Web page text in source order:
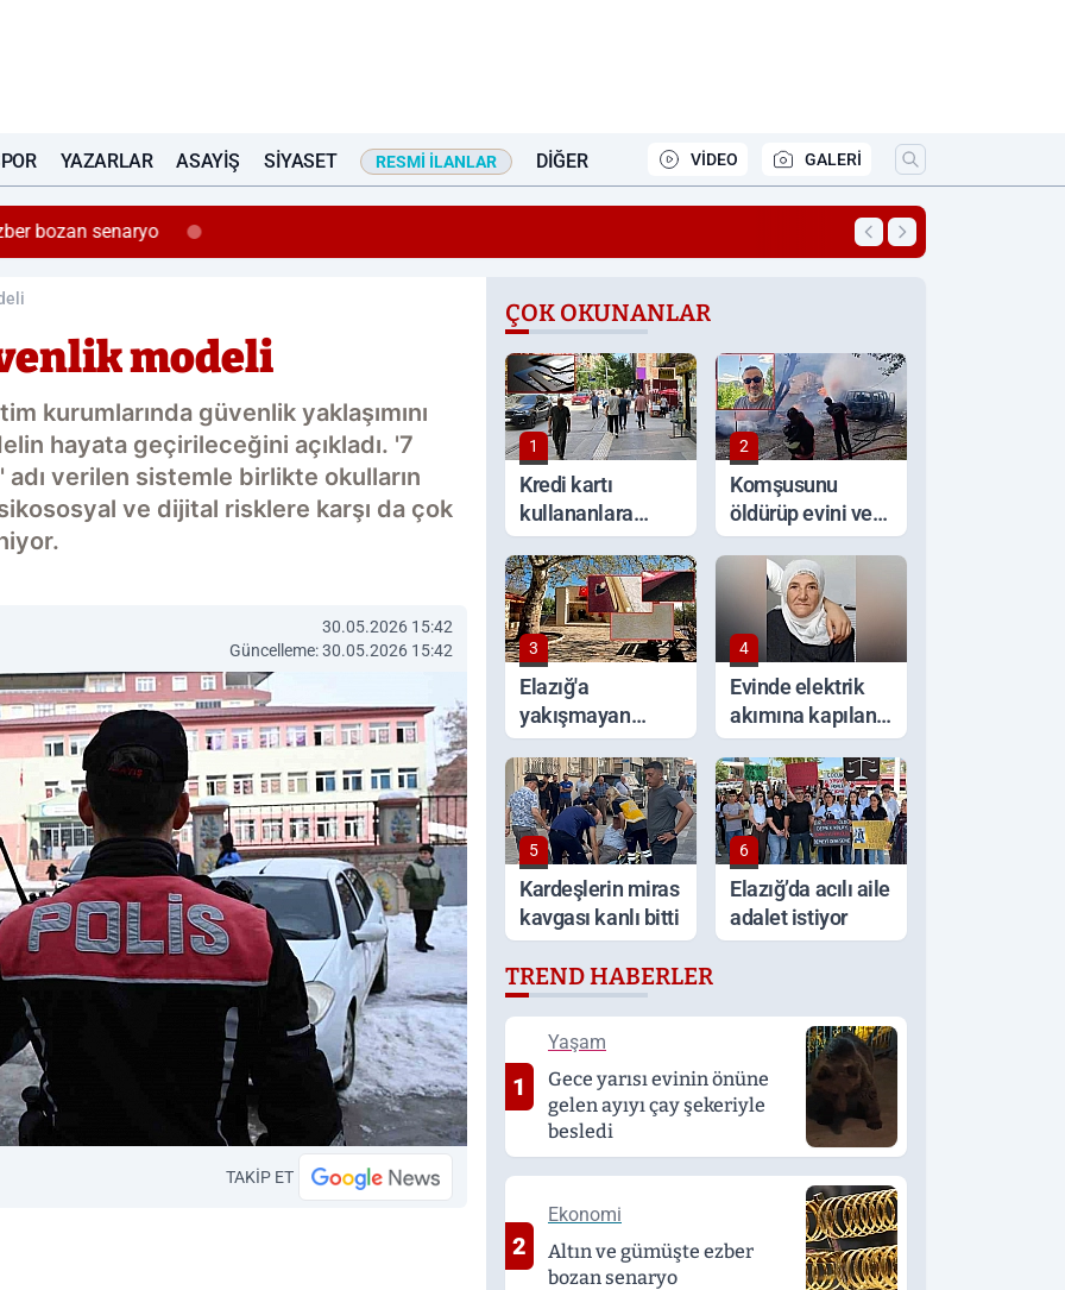
YAZARLAR ASAYIŞ SIYASET RESMI İLANLAR DIĞER VİDEO GALERİ
bozan senaryo 20:13 Gürsel Erol’dan
modeli
kurumlarında güvenlik yaklaşımını
hayata geçirileceğini açıkladı. '7
adı verilen sistemle birlikte okulların
ve dijital risklere karşı da çok
30.05.2026 15:42
Güncelleme: 30.05.2026 15:42
TAKİP ET
ÇOK OKUNANLAR
1
Kredi kartı
kullananlara
kritik uyarı!
2
Komşusunu
öldürüp evini ve
aracını ateşe
verdi
3
Elazığ'a
yakışmayan
görüntüler
4
Evinde elektrik
akımına kapılan
yaşlı kadın
hayatını kaybetti
5
Kardeşlerin miras
kavgası kanlı bitti
6
Elazığ’da acılı aile
adalet istiyor
TREND HABERLER
1
Yaşam
Gece yarısı evinin önüne
gelen ayıyı çay şekeriyle
besledi
2
Ekonomi
Altın ve gümüşte ezber
bozan senaryo